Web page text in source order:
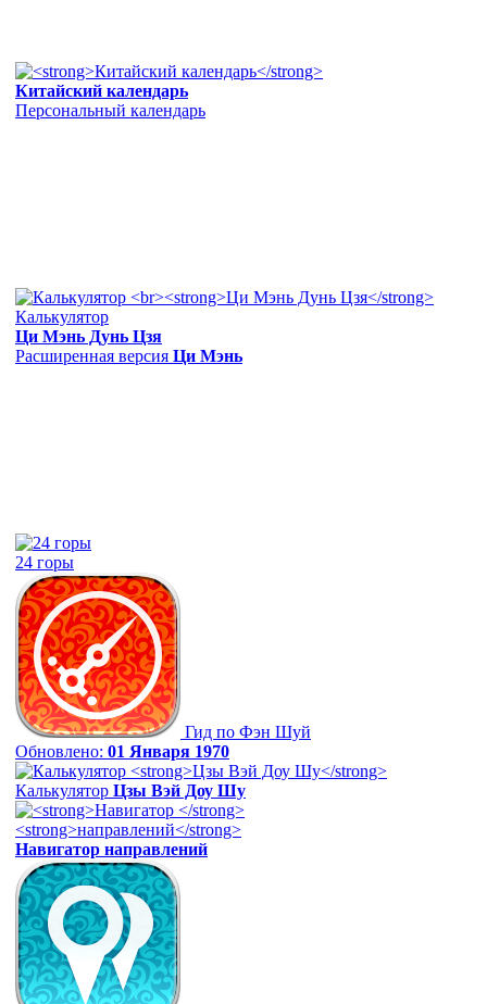
Китайский календарь
Персональный календарь
Калькулятор
Ци Мэнь Дунь Цзя
Расширенная версия Ци Мэнь
24 горы
Гид по Фэн Шуй
Обновлено: 01 Января 1970
Калькулятор Цзы Вэй Доу Шу
Навигатор направлений